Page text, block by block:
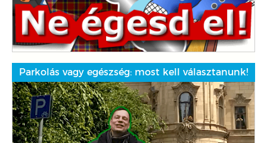
Parkolás vagy egészség: most kell választanunk!